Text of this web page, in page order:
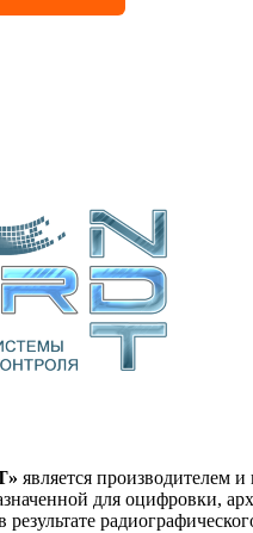
является производителем
для оцифровки,